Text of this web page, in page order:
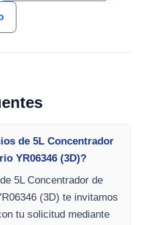
de 5L Concentrador
YR06346 (3D)?
5L Concentrador de
(3D) te invitamos
tu solicitud mediante